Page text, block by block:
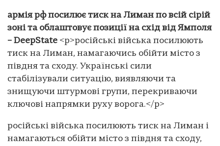
армія рф посилює тиск на Лиман по всій сірій
зоні та облаштовує позиції на схід від Ямполя
– DeepState <p>російські війська посилюють
тиск на Лиман, намагаючись обійти місто з
півдня та сходу. Українські сили
стабілізували ситуацію, виявляючи та
знищуючи штурмові групи, перекриваючи
ключові напрямки руху ворога.</p>
російські війська посилюють тиск на Лиман і
намагаються обійти місто з півдня та сходу,